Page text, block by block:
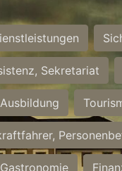
Sekretariat
Gastronomie